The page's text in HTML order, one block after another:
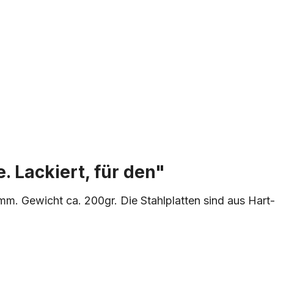
Lackiert, für den"
Gewicht ca. 200gr. Die Stahlplatten sind aus Hart-